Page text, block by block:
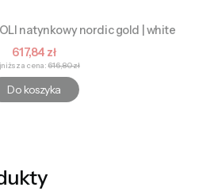
natynkowy nordic gold | white
Cena promocyjna
617,84 zł
cena: 616,80 zł
Do koszyka